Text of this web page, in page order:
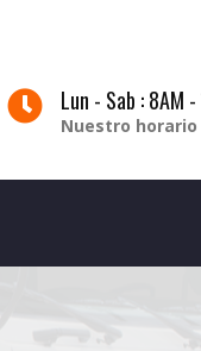
Lun - Sab : 8AM
Nuestro horario